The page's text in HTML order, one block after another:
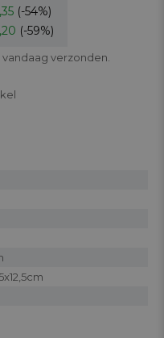
(-54%)
(-59%)
vandaag verzonden.